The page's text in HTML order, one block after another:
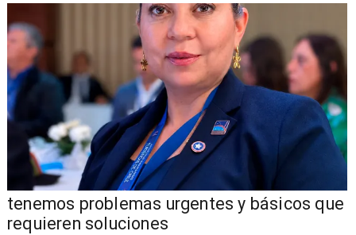
tenemos problemas urgentes y básicos que
requieren soluciones